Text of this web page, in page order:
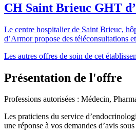
CH Saint Brieuc GHT
Le centre hospitalier de Saint Brieuc,
d’Armor propose des téléconsultations
Les autres offres de soin de cet
Présentation de l'offre
Professions autorisées : Médecin,
Les praticiens du service
une réponse à vos demandes d’avis